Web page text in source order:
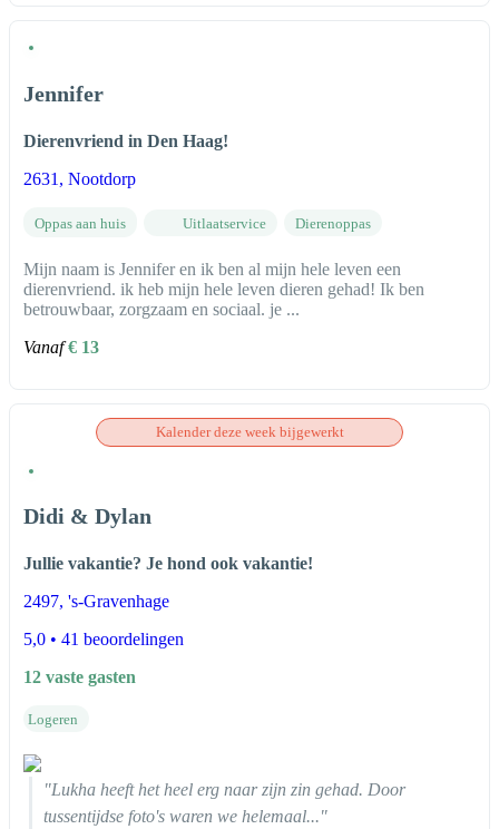
Jennifer
Dierenvriend in Den Haag!
2631 , Nootdorp
Oppas aan huis Uitlaatservice Dierenoppas
Mijn naam is Jennifer en ik ben al mijn hele leven een
dierenvriend. ik heb mijn hele leven dieren gehad! Ik ben
betrouwbaar, zorgzaam en sociaal. je ...
Vanaf€ 13
Kalender deze week bijgewerkt
Didi & Dylan
Jullie vakantie? Je hond ook vakantie!
2497, 's-Gravenhage
5,0 • 41 beoordelingen
12 vaste gasten
Logeren
"Lukha heeft het heel erg naar zijn zin gehad. Door
tussentijdse foto's waren we helemaal..."